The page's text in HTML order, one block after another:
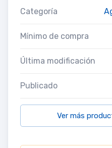
Categoría
Mínimo de compra
Última modificación
Publicado
Ver más